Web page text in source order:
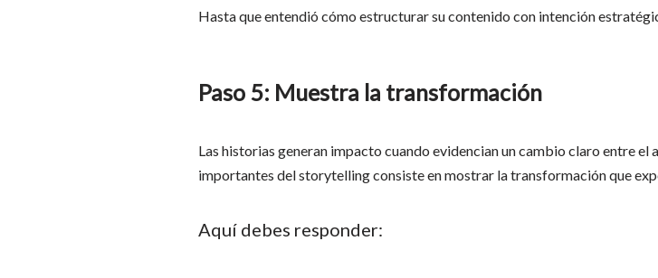
Hasta que entendió cómo estructurar su contenido con intención
Paso 5: Muestra la transformación
Las historias generan impacto cuando evidencian un cambio claro entre el
importantes del storytelling consiste en mostrar la transformación que
Aquí debes responder: